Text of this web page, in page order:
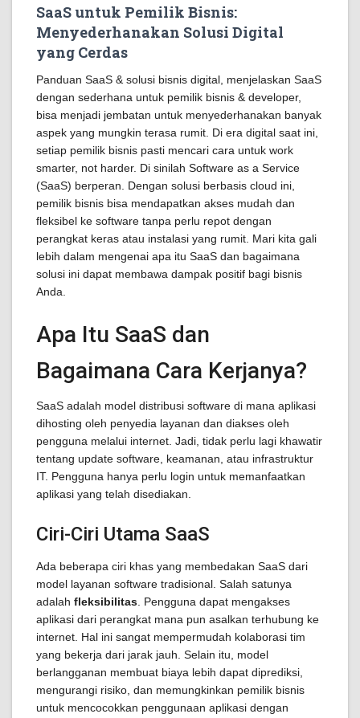
SaaS untuk Pemilik Bisnis:
Menyederhanakan Solusi Digital
yang Cerdas
Panduan SaaS & solusi bisnis digital, menjelaskan SaaS
dengan sederhana untuk pemilik bisnis & developer,
bisa menjadi jembatan untuk menyederhanakan banyak
aspek yang mungkin terasa rumit. Di era digital saat ini,
setiap pemilik bisnis pasti mencari cara untuk work
smarter, not harder. Di sinilah Software as a Service
(SaaS) berperan. Dengan solusi berbasis cloud ini,
pemilik bisnis bisa mendapatkan akses mudah dan
fleksibel ke software tanpa perlu repot dengan
perangkat keras atau instalasi yang rumit. Mari kita gali
lebih dalam mengenai apa itu SaaS dan bagaimana
solusi ini dapat membawa dampak positif bagi bisnis
Anda.
Apa Itu SaaS dan
Bagaimana Cara Kerjanya?
SaaS adalah model distribusi software di mana aplikasi
dihosting oleh penyedia layanan dan diakses oleh
pengguna melalui internet. Jadi, tidak perlu lagi khawatir
tentang update software, keamanan, atau infrastruktur
IT. Pengguna hanya perlu login untuk memanfaatkan
aplikasi yang telah disediakan.
Ciri-Ciri Utama SaaS
Ada beberapa ciri khas yang membedakan SaaS dari
model layanan software tradisional. Salah satunya
adalah fleksibilitas . Pengguna dapat mengakses
aplikasi dari perangkat mana pun asalkan terhubung ke
internet. Hal ini sangat mempermudah kolaborasi tim
yang bekerja dari jarak jauh. Selain itu, model
berlangganan membuat biaya lebih dapat diprediksi,
mengurangi risiko, dan memungkinkan pemilik bisnis
untuk mencocokkan penggunaan aplikasi dengan